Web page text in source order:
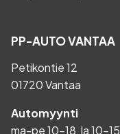
PP-AUTO VANTAA
Petikontie 12
01720 Vantaa
Automyynti
ma-pe 10-18, la 10-15